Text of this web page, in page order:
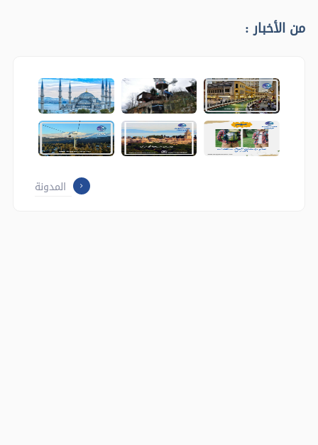
من الأخبار :
المدونة